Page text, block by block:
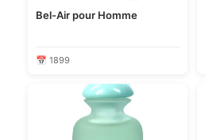
Bel-Air pour Homme
📅 1899